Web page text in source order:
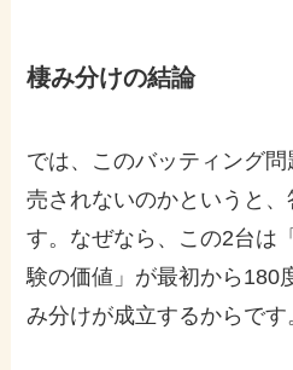
棲み分けの結論
では、このバッティング
売されないのかというと
す。なぜなら、この2台は
験の価値」が最初から180
み分けが成立するからです